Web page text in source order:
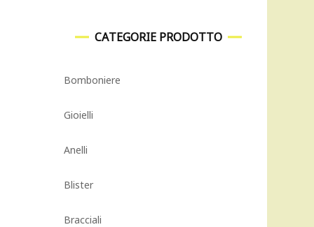
CATEGORIE PRODOTTO
Bomboniere
Gioielli
Anelli
Blister
Bracciali